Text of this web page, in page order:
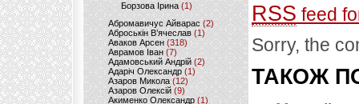
Борзова Ірина(1)
Абромавичус Айварас (2)
Аброськін В’ячеслав(1)
Аваков Арсен (318)
Аврамов Іван (7)
Адамовський Андрій(2)
Адаріч Олександр (1)
Азаров Микола (12)
Азаров Олексій (9)
Акименко Олександр(1)
RSS feed
Sorry, the
ТАКОЖ